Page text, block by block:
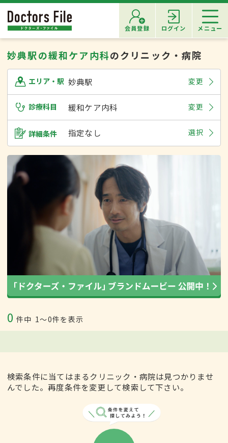
会員登録 ログイン メニュー
妙典駅の緩和ケア内科のクリニック・病院
エリア・駅 妙典駅 変更
診療科目 緩和ケア内科 変更
詳細条件 指定なし 選択
0 件中 1〜0件を表示
検索条件に当てはまるクリニック・病院は見つかりませ
んでした。再度条件を変更して検索して下さい。